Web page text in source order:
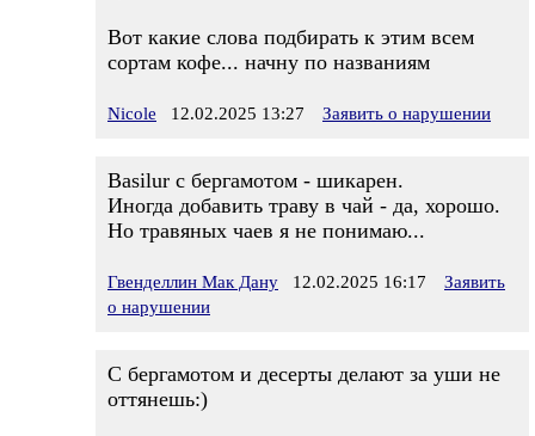
Вот какие слова подбирать к этим всем
сортам кофе... начну по названиям
Nicole 12.02.2025 13:27 Заявить о нарушении
Basilur с бергамотом - шикарен.
Иногда добавить траву в чай - да, хорошо.
Но травяных чаев я не понимаю...
Гвенделлин Мак Дану 12.02.2025 16:17
Заявить
о нарушении
С бергамотом и десерты делают за уши не
оттянешь:)